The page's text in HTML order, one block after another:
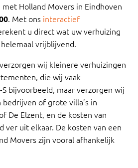
Holland Movers in Eindhoven
. Met ons interactief
u direct wat uw verhuizing
vrijblijvend.
wij kleinere verhuizingen
die wij vaak
bijvoorbeeld, maar verzorgen wij
of grote villa’s in
De Elzent, en de kosten van
ver uit elkaar. De kosten van een
Movers zijn vooral afhankelijk